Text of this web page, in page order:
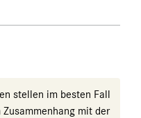
stellen im besten Fall
mit der